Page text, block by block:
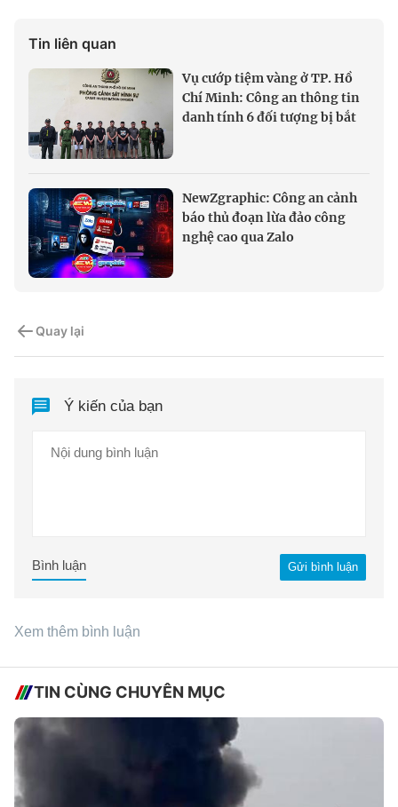
Tin liên quan
Vụ cướp tiệm vàng ở TP. Hồ
Chí Minh: Công an thông tin
danh tính 6 đối tượng bị bắt
NewZgraphic: Công an cảnh
báo thủ đoạn lừa đảo công
nghệ cao qua Zalo
Quay lại
Ý kiến của bạn
Gửi bình luận
Bình luận
Xem thêm bình luận
TIN CÙNG CHUYÊN MỤC